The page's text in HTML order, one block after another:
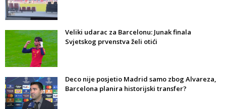
Veliki udarac za Barcelonu: Junak finala
Svjetskog prvenstva želi otići
Deco nije posjetio Madrid samo zbog Alvareza,
Barcelona planira historijski transfer?